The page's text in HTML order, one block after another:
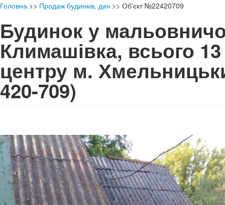
Головна >> Продаж будинків, дач >> Об'єкт №22420709
Будинок у
Климашівка, всього
центру м.
420-709)